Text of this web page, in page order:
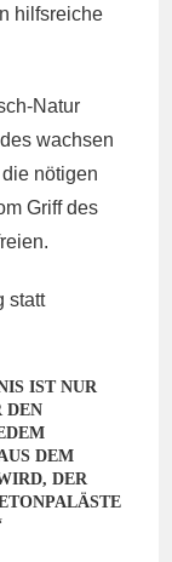
hilfsreiche
Natur
wachsen
nötigen
Griff des
statt
IST NUR
DEN
G
DEM E
DER D
ZU